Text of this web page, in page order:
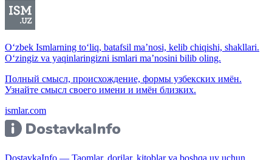
O‘zbek Ismlarning to‘liq, batafsil ma’nosi, kelib chiqishi, shakllari.
O‘zingiz va yaqinlaringizni ismlari ma’nosini bilib oling.
Полный смысл, происхождение, формы узбекских имён.
Узнайте смысл своего имени и имён близких.
ismlar.com